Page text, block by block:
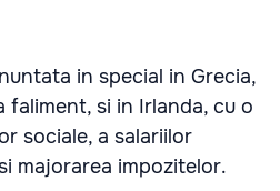
in special in Grecia,
si in Irlanda, cu o
sociale, a salariilor
majorarea impozitelor.